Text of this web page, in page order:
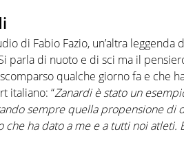
di Fabio Fazio, un’altra leggenda
parla di nuoto e di sci ma il
qualche giorno fa e che
italiano: “Zanardi è stato un
sempre quella propensione di
che ha dato a me e a tutti noi atleti.